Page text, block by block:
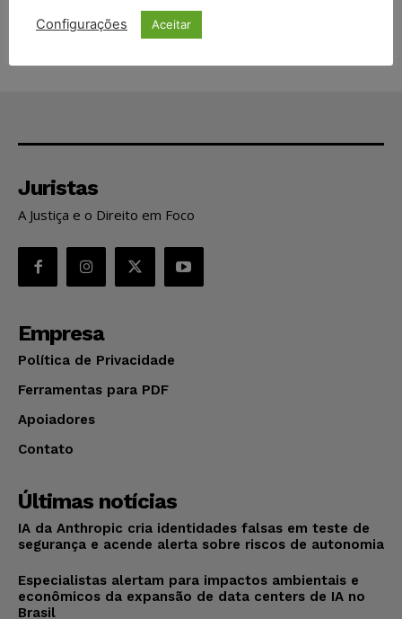
Juristas
A Justiça e o Direito em Foco
Empresa
Política de Privacidade
Ferramentas para PDF
Apoiadores
Contato
Últimas notícias
IA da Anthropic cria identidades falsas em teste de
segurança e acende alerta sobre riscos de autonomia
Especialistas alertam para impactos ambientais e
econômicos da expansão de data centers de IA no
Brasil
Configurações Aceitar